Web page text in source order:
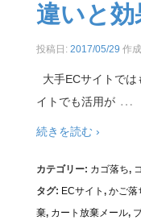
違いと効
投稿日: 2017/05/29 作
大手ECサイトで
イトでも活用が …
続きを読む ›
カテゴリー: カゴ落ち,
タグ: ECサイト , かご落
棄, カート放棄メール,